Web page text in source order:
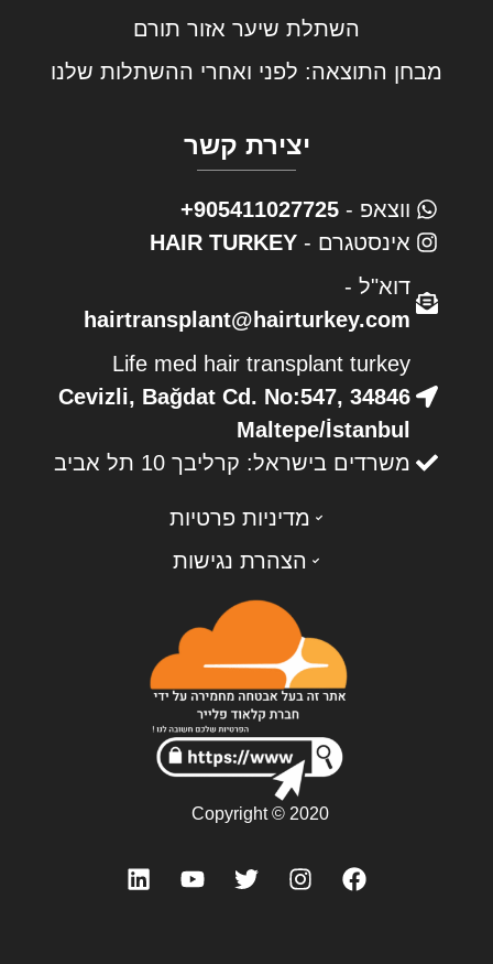
השתלת שיער אזור תורם
מבחן התוצאה: לפני ואחרי ההשתלות שלנו
יצירת קשר
ווצאפ - 905411027725+
אינסטגרם - HAIR TURKEY
דוא"ל -
hairtransplant@hairturkey.com
Life med hair transplant turkey
Cevizli, Bağdat Cd. No:547, 34846
Maltepe/İstanbul
משרדים בישראל: קרליבך 10 תל אביב
מדיניות פרטיות
הצהרת נגישות
Copyright © 2020